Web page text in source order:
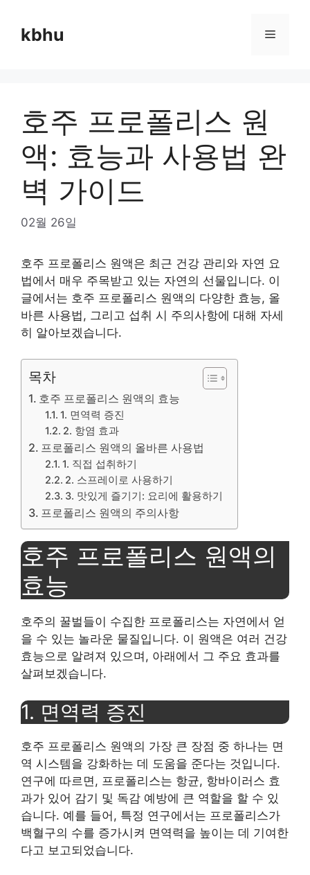
contentkbhu Menu
호주 프로폴리스 원
액: 효능과 사용법 완
벽 가이드
02월 26일
호주 프로폴리스 원액은 최근 건강 관리와 자연 요
법에서 매우 주목받고 있는 자연의 선물입니다. 이
글에서는 호주 프로폴리스 원액의 다양한 효능, 올
바른 사용법, 그리고 섭취 시 주의사항에 대해 자세
히 알아보겠습니다.
목차
호주 프로폴리스 원액의 효능
1. 면역력 증진
2. 항염 효과
프로폴리스 원액의 올바른 사용법
1. 직접 섭취하기
2. 스프레이로 사용하기
3. 맛있게 즐기기: 요리에 활용하기
프로폴리스 원액의 주의사항
호주 프로폴리스 원액의
효능
호주의 꿀벌들이 수집한 프로폴리스는 자연에서 얻
을 수 있는 놀라운 물질입니다. 이 원액은 여러 건강
효능으로 알려져 있으며, 아래에서 그 주요 효과를
살펴보겠습니다.
1. 면역력 증진
호주 프로폴리스 원액의 가장 큰 장점 중 하나는 면
역 시스템을 강화하는 데 도움을 준다는 것입니다.
연구에 따르면, 프로폴리스는 항균, 항바이러스 효
과가 있어 감기 및 독감 예방에 큰 역할을 할 수 있
습니다. 예를 들어, 특정 연구에서는 프로폴리스가
백혈구의 수를 증가시켜 면역력을 높이는 데 기여한
다고 보고되었습니다.